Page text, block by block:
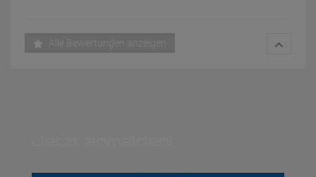
Alle Bewertungen anzeigen